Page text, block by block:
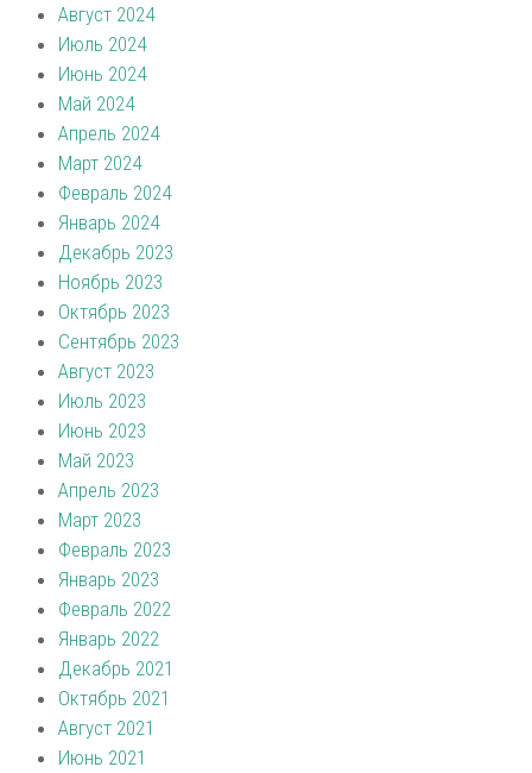
Август 2024
Июль 2024
Июнь 2024
Май 2024
Апрель 2024
Март 2024
Февраль 2024
Январь 2024
Декабрь 2023
Ноябрь 2023
Октябрь 2023
Сентябрь 2023
Август 2023
Июль 2023
Июнь 2023
Май 2023
Апрель 2023
Март 2023
Февраль 2023
Январь 2023
Февраль 2022
Январь 2022
Декабрь 2021
Октябрь 2021
Август 2021
Июнь 2021